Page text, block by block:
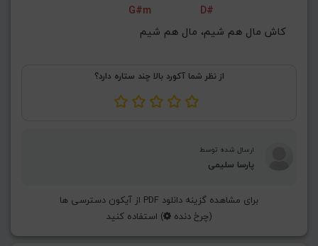
G#m
D#
کاش مال هم شیم، مال هم شیم
از نظر شما آکورد بالا چند ستاره دارد؟
ارسال شده توسط
پارسا سلیمی
برای مشاهده گزینه دانلود PDF از آیکون دسترسی ها
(چرخ دنده ) استفاده کنید